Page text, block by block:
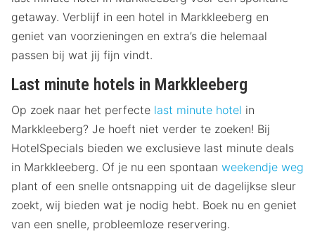
getaway. Verblijf in een hotel in Markkleeberg en
geniet van voorzieningen en extra’s die helemaal
passen bij wat jij fijn vindt.
Last minute hotels in Markkleeberg
Op zoek naar het perfecte last minute hotel in
Markkleeberg? Je hoeft niet verder te zoeken! Bij
HotelSpecials bieden we exclusieve last minute deals
in Markkleeberg. Of je nu een spontaan weekendje weg
plant of een snelle ontsnapping uit de dagelijkse sleur
zoekt, wij bieden wat je nodig hebt. Boek nu en geniet
van een snelle, probleemloze reservering.